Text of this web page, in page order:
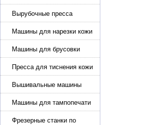
масок
Вырубочные пресса
Машины для нарезки кожи
и стропы
Машины для брусовки
кожи,меха,поролона
Пресса для тиснения кожи
Вышивальные машины
Машины для тампопечати
Фрезерные станки по